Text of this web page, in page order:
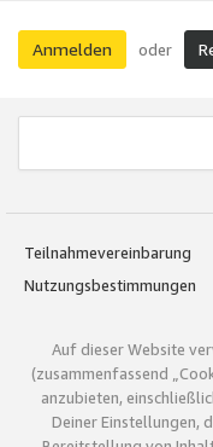
Anmelden oder
Teilnahmevereinbarung
Nutzungsbestimmungen
Auf dieser Website
(zusammenfassend
anzubieten,
Deiner Einstellungen,